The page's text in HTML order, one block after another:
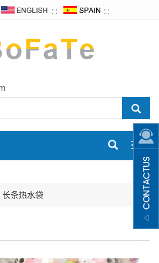
∷ ∷
长条热水袋